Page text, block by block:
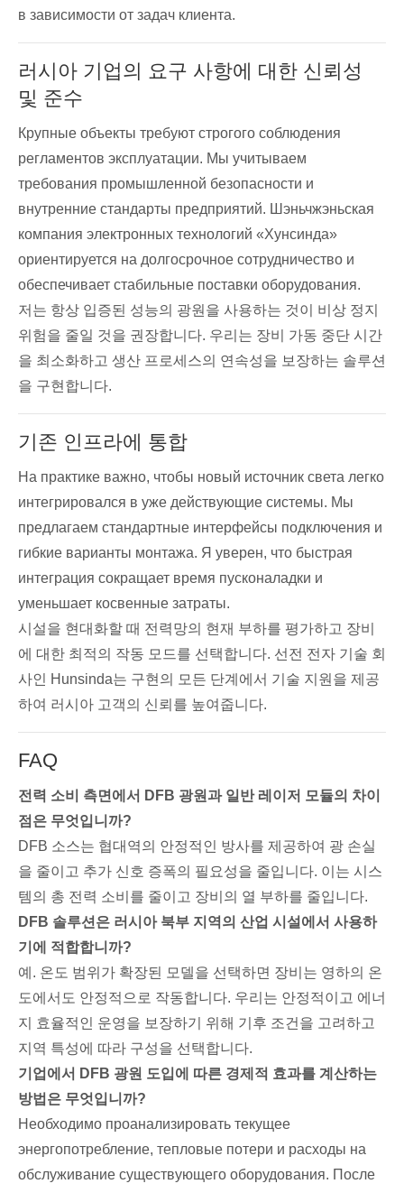
в зависимости от задач клиента.
러시아 기업의 요구 사항에 대한 신뢰성
및 준수
Крупные объекты требуют строгого соблюдения
регламентов эксплуатации. Мы учитываем
требования промышленной безопасности и
внутренние стандарты предприятий. Шэньчжэньская
компания электронных технологий «Хунсинда»
ориентируется на долгосрочное сотрудничество и
обеспечивает стабильные поставки оборудования.
저는 항상 입증된 성능의 광원을 사용하는 것이 비상 정지
위험을 줄일 것을 권장합니다. 우리는 장비 가동 중단 시간
을 최소화하고 생산 프로세스의 연속성을 보장하는 솔루션
을 구현합니다.
기존 인프라에 통합
На практике важно, чтобы новый источник света легко
интегрировался в уже действующие системы. Мы
предлагаем стандартные интерфейсы подключения и
гибкие варианты монтажа. Я уверен, что быстрая
интеграция сокращает время пусконаладки и
уменьшает косвенные затраты.
시설을 현대화할 때 전력망의 현재 부하를 평가하고 장비
에 대한 최적의 작동 모드를 선택합니다. 선전 전자 기술 회
사인 Hunsinda는 구현의 모든 단계에서 기술 지원을 제공
하여 러시아 고객의 신뢰를 높여줍니다.
FAQ
전력 소비 측면에서 DFB 광원과 일반 레이저 모듈의 차이
점은 무엇입니까?
DFB 소스는 협대역의 안정적인 방사를 제공하여 광 손실
을 줄이고 추가 신호 증폭의 필요성을 줄입니다. 이는 시스
템의 총 전력 소비를 줄이고 장비의 열 부하를 줄입니다.
DFB 솔루션은 러시아 북부 지역의 산업 시설에서 사용하
기에 적합합니까?
예. 온도 범위가 확장된 모델을 선택하면 장비는 영하의 온
도에서도 안정적으로 작동합니다. 우리는 안정적이고 에너
지 효율적인 운영을 보장하기 위해 기후 조건을 고려하고
지역 특성에 따라 구성을 선택합니다.
기업에서 DFB 광원 도입에 따른 경제적 효과를 계산하는
방법은 무엇입니까?
Необходимо проанализировать текущее
энергопотребление, тепловые потери и расходы на
обслуживание существующего оборудования. После